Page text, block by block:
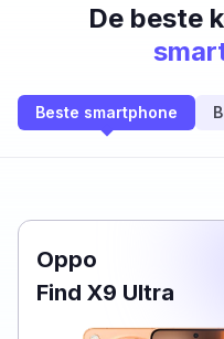
De beste
Beste smartphone
Oppo
Find X9 Ultra